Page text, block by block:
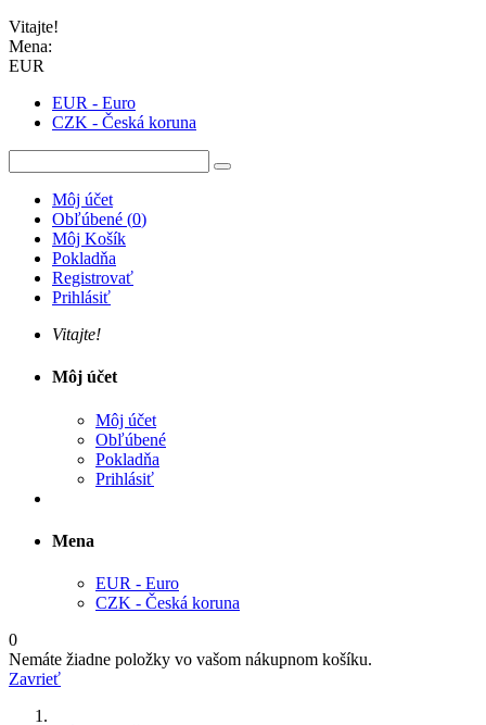
Vitajte!
Mena:
EUR
EUR - Euro
CZK - Česká koruna
Môj účet
Obľúbené (0)
Môj Košík
Pokladňa
Registrovať
Prihlásiť
Vitajte!
Môj účet
Môj účet
Obľúbené
Pokladňa
Prihlásiť
Mena
EUR - Euro
CZK - Česká koruna
0
Nemáte žiadne položky vo vašom nákupnom košíku.
Zavrieť